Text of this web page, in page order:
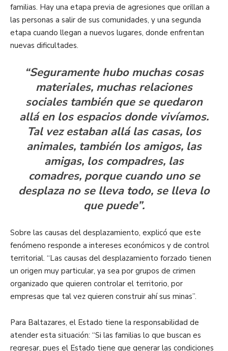
familias. Hay una etapa previa de agresiones que orillan a
las personas a salir de sus comunidades, y una segunda
etapa cuando llegan a nuevos lugares, donde enfrentan
nuevas dificultades.
“Seguramente hubo muchas cosas
materiales, muchas relaciones
sociales también que se quedaron
allá en los espacios donde vivíamos.
Tal vez estaban allá las casas, los
animales, también los amigos, las
amigas, los compadres, las
comadres, porque cuando uno se
desplaza no se lleva todo, se lleva lo
que puede”.
Sobre las causas del desplazamiento, explicó que este
fenómeno responde a intereses económicos y de control
territorial. “Las causas del desplazamiento forzado tienen
un origen muy particular, ya sea por grupos de crimen
organizado que quieren controlar el territorio, por
empresas que tal vez quieren construir ahí sus minas”.
Para Baltazares, el Estado tiene la responsabilidad de
atender esta situación: “Si las familias lo que buscan es
regresar, pues el Estado tiene que generar las condiciones